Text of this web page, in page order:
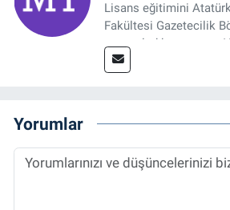
Lisans eğitimini
Fakültesi Gazetecilik
tamamladıktan sonra,
Sosyal Bilimler
Spor, Sağlık ve
sürdürmektedir.
Yorumlar